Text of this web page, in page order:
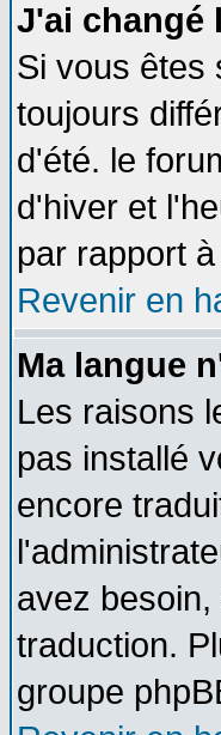
J'ai changé
Si vous êtes
toujours
d'été. le
d'hiver et
par rapport
Revenir en
Ma langue
Les raisons
pas installé
encore
avez
traduction.
groupe